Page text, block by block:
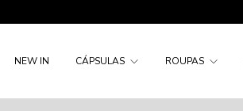
NEW IN CÁPSULAS ROUPAS